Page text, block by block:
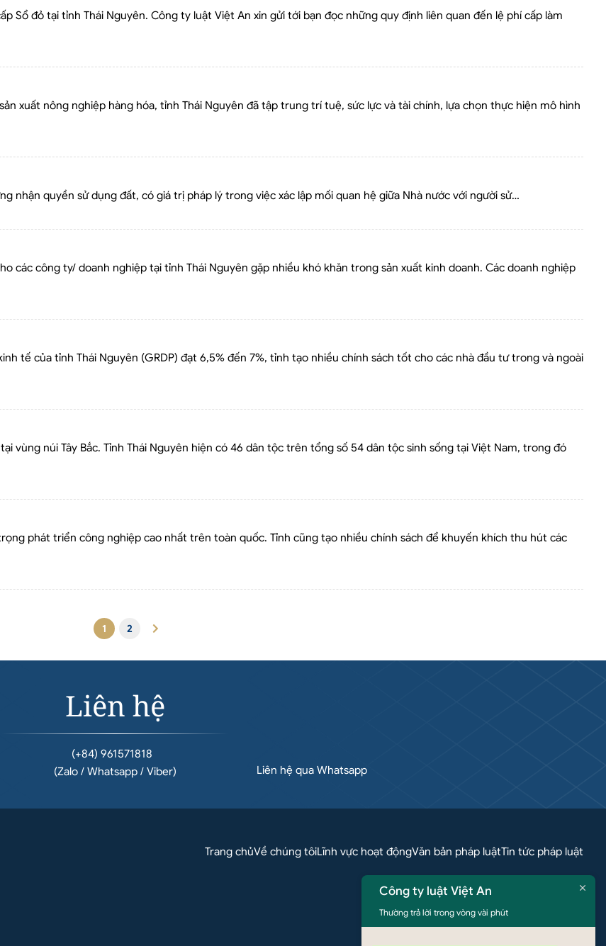
Sổ đỏ tại tỉnh Thái Nguyên. Công ty luật Việt An xin gửi tới bạn đọc những quy định liên quan đến lệ phí cấp làm
xuất nông nghiệp hàng hóa, tỉnh Thái Nguyên đã tập trung trí tuệ, sức lực và tài chính, lựa chọn thực hiện mô hình
nhận quyền sử dụng đất, có giá trị pháp lý trong việc xác lập mối quan hệ giữa Nhà nước với người sử…
các công ty/ doanh nghiệp tại tỉnh Thái Nguyên gặp nhiều khó khăn trong sản xuất kinh doanh. Các doanh nghiệp
tế của tỉnh Thái Nguyên (GRDP) đạt 6,5% đến 7%, tỉnh tạo nhiều chính sách tốt cho các nhà đầu tư trong và ngoài
vùng núi Tây Bắc. Tỉnh Thái Nguyên hiện có 46 dân tộc trên tổng số 54 dân tộc sinh sống tại Việt Nam, trong đó
phát triển công nghiệp cao nhất trên toàn quốc. Tỉnh cũng tạo nhiều chính sách để khuyến khích thu hút các
1 2
Liên hệ
(+84) 961571818
(Zalo / Whatsapp / Viber)
Liên hệ qua Whatsapp
Trang chủVề chúng tôiLĩnh vực hoạt độngVăn bản pháp luậtTin tức pháp luật
Công ty luật Việt An
Thường trả lời trong vòng vài phút